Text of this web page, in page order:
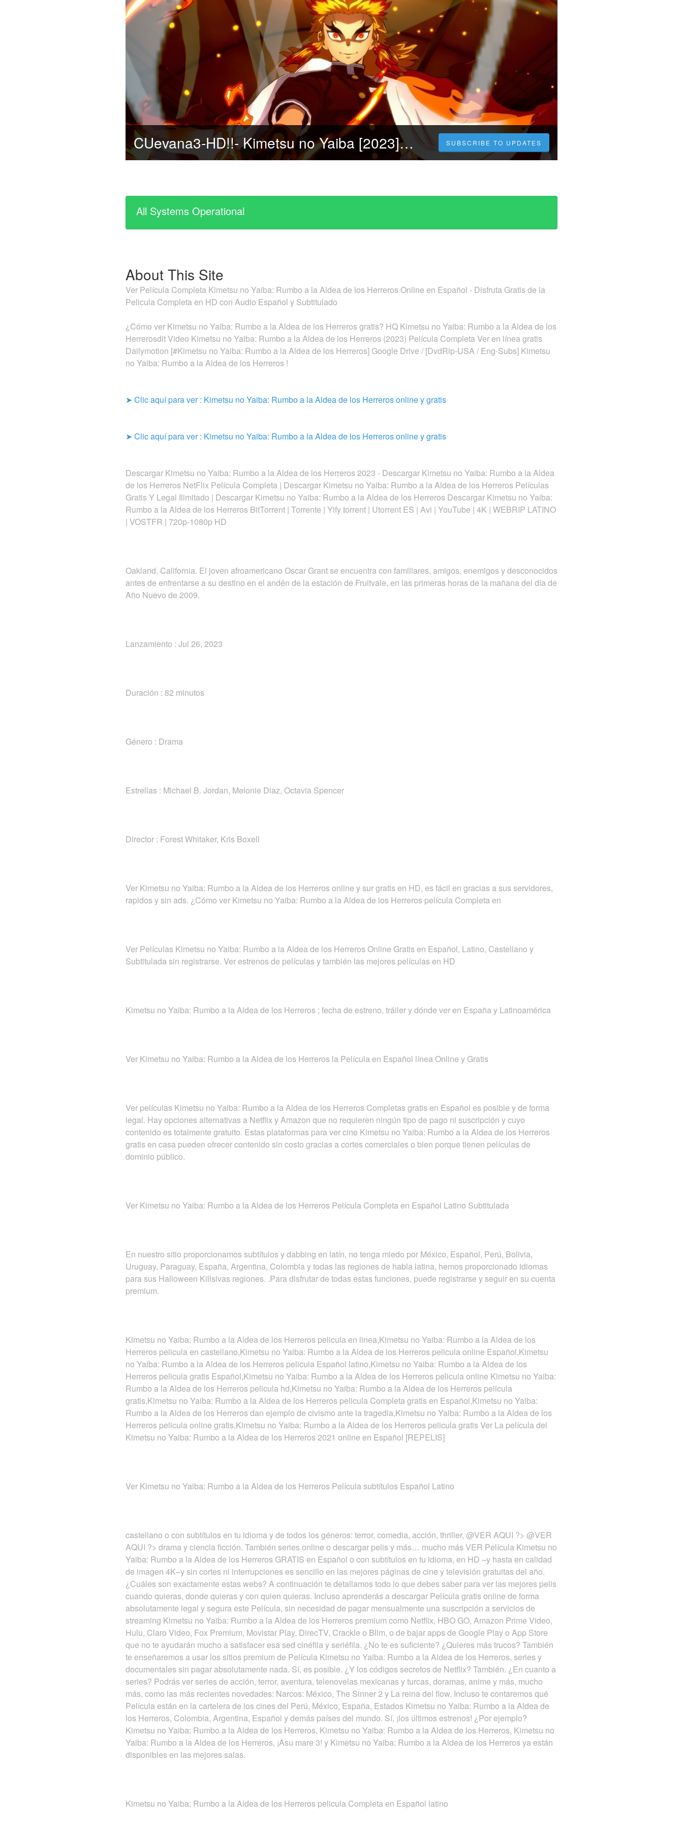
CUevana3-HD!!- Kimetsu no Yaiba [2023] Pelicula 4k Completa en Espanol y Latino SUBSCRIBE TO UPDATES
All Systems Operational
About This Site
Ver Película Completa Kimetsu no Yaiba: Rumbo a la Aldea de los Herreros Online en Español - Disfruta Gratis de la
Pelicula Completa en HD con Audio Español y Subtitulado
¿Cómo ver Kimetsu no Yaiba: Rumbo a la Aldea de los Herreros gratis? HQ Kimetsu no Yaiba: Rumbo a la Aldea de los
Herrerosdit Video Kimetsu no Yaiba: Rumbo a la Aldea de los Herreros (2023) Película Completa Ver en línea gratis
Dailymotion [#Kimetsu no Yaiba: Rumbo a la Aldea de los Herreros] Google Drive / [DvdRip-USA / Eng-Subs] Kimetsu
no Yaiba: Rumbo a la Aldea de los Herreros !
➤ Clic aquí para ver : Kimetsu no Yaiba: Rumbo a la Aldea de los Herreros online y gratis
➤ Clic aquí para ver : Kimetsu no Yaiba: Rumbo a la Aldea de los Herreros online y gratis
Descargar Kimetsu no Yaiba: Rumbo a la Aldea de los Herreros 2023 - Descargar Kimetsu no Yaiba: Rumbo a la Aldea
de los Herreros NetFlix Película Completa | Descargar Kimetsu no Yaiba: Rumbo a la Aldea de los Herreros Películas
Gratis Y Legal Ilimitado | Descargar Kimetsu no Yaiba: Rumbo a la Aldea de los Herreros Descargar Kimetsu no Yaiba:
Rumbo a la Aldea de los Herreros BitTorrent | Torrente | Yify torrent | Utorrent ES | Avi | YouTube | 4K | WEBRIP LATINO
| VOSTFR | 720p-1080p HD
Oakland, California. El joven afroamericano Oscar Grant se encuentra con familiares, amigos, enemigos y desconocidos
antes de enfrentarse a su destino en el andén de la estación de Fruitvale, en las primeras horas de la mañana del día de
Año Nuevo de 2009.
Lanzamiento : Jul 26, 2023
Duración : 82 minutos
Género : Drama
Estrellas : Michael B. Jordan, Melonie Diaz, Octavia Spencer
Director : Forest Whitaker, Kris Boxell
Ver Kimetsu no Yaiba: Rumbo a la Aldea de los Herreros online y sur gratis en HD, es fácil en gracias a sus servidores,
rapidos y sin ads. ¿Cómo ver Kimetsu no Yaiba: Rumbo a la Aldea de los Herreros película Completa en
Ver Películas Kimetsu no Yaiba: Rumbo a la Aldea de los Herreros Online Gratis en Español, Latino, Castellano y
Subtitulada sin registrarse. Ver estrenos de películas y también las mejores películas en HD
Kimetsu no Yaiba: Rumbo a la Aldea de los Herreros ; fecha de estreno, tráiler y dónde ver en España y Latinoamérica
Ver Kimetsu no Yaiba: Rumbo a la Aldea de los Herreros la Película en Español línea Online y Gratis
Ver películas Kimetsu no Yaiba: Rumbo a la Aldea de los Herreros Completas gratis en Español es posible y de forma
legal. Hay opciones alternativas a Netflix y Amazon que no requieren ningún tipo de pago ni suscripción y cuyo
contenido es totalmente gratuito. Estas plataformas para ver cine Kimetsu no Yaiba: Rumbo a la Aldea de los Herreros
gratis en casa pueden ofrecer contenido sin costo gracias a cortes comerciales o bien porque tienen películas de
dominio público.
Ver Kimetsu no Yaiba: Rumbo a la Aldea de los Herreros Película Completa en Español Latino Subtitulada
En nuestro sitio proporcionamos subtítulos y dabbing en latín, no tenga miedo por México, Español, Perú, Bolivia,
Uruguay, Paraguay, España, Argentina, Colombia y todas las regiones de habla latina, hemos proporcionado idiomas
para sus Halloween Killsivas regiones. .Para disfrutar de todas estas funciones, puede registrarse y seguir en su cuenta
premium.
Kimetsu no Yaiba: Rumbo a la Aldea de los Herreros pelicula en linea,Kimetsu no Yaiba: Rumbo a la Aldea de los
Herreros pelicula en castellano,Kimetsu no Yaiba: Rumbo a la Aldea de los Herreros pelicula online Español,Kimetsu
no Yaiba: Rumbo a la Aldea de los Herreros pelicula Español latino,Kimetsu no Yaiba: Rumbo a la Aldea de los
Herreros pelicula gratis Español,Kimetsu no Yaiba: Rumbo a la Aldea de los Herreros pelicula online Kimetsu no Yaiba:
Rumbo a la Aldea de los Herreros pelicula hd,Kimetsu no Yaiba: Rumbo a la Aldea de los Herreros pelicula
gratis,Kimetsu no Yaiba: Rumbo a la Aldea de los Herreros pelicula Completa gratis en Español,Kimetsu no Yaiba:
Rumbo a la Aldea de los Herreros dan ejemplo de civismo ante la tragedia,Kimetsu no Yaiba: Rumbo a la Aldea de los
Herreros pelicula online gratis,Kimetsu no Yaiba: Rumbo a la Aldea de los Herreros pelicula gratis Ver La película del
Kimetsu no Yaiba: Rumbo a la Aldea de los Herreros 2021 online en Español [REPELIS]
Ver Kimetsu no Yaiba: Rumbo a la Aldea de los Herreros Película subtítulos Español Latino
castellano o con subtítulos en tu idioma y de todos los géneros: terror, comedia, acción, thriller, @VER AQUI ?> @VER
AQUI ?> drama y ciencia ficción. También series online o descargar pelis y más… mucho más VER Película Kimetsu no
Yaiba: Rumbo a la Aldea de los Herreros GRATIS en Español o con subtítulos en tu idioma, en HD –y hasta en calidad
de imagen 4K–y sin cortes ni interrupciones es sencillo en las mejores páginas de cine y televisión gratuitas del año.
¿Cuáles son exactamente estas webs? A continuación te detallamos todo lo que debes saber para ver las mejores pelis
cuando quieras, donde quieras y con quien quieras. Incluso aprenderás a descargar Película gratis online de forma
absolutamente legal y segura este Película, sin necesidad de pagar mensualmente una suscripción a servicios de
streaming Kimetsu no Yaiba: Rumbo a la Aldea de los Herreros premium como Netflix, HBO GO, Amazon Prime Video,
Hulu, Claro Video, Fox Premium, Movistar Play, DirecTV, Crackle o Blim, o de bajar apps de Google Play o App Store
que no te ayudarán mucho a satisfacer esa sed cinéfila y seriéfila. ¿No te es suficiente? ¿Quieres más trucos? También
te enseñaremos a usar los sitios premium de Película Kimetsu no Yaiba: Rumbo a la Aldea de los Herreros, series y
documentales sin pagar absolutamente nada. Sí, es posible. ¿Y los códigos secretos de Netflix? También. ¿En cuanto a
series? Podrás ver series de acción, terror, aventura, telenovelas mexicanas y turcas, doramas, anime y más, mucho
más, como las más recientes novedades: Narcos: México, The Sinner 2 y La reina del flow. Incluso te contaremos qué
Película están en la cartelera de los cines del Perú, México, España, Estados Kimetsu no Yaiba: Rumbo a la Aldea de
los Herreros, Colombia, Argentina, Español y demás países del mundo. Sí, ¡los últimos estrenos! ¿Por ejemplo?
Kimetsu no Yaiba: Rumbo a la Aldea de los Herreros, Kimetsu no Yaiba: Rumbo a la Aldea de los Herreros, Kimetsu no
Yaiba: Rumbo a la Aldea de los Herreros, ¡Asu mare 3! y Kimetsu no Yaiba: Rumbo a la Aldea de los Herreros ya están
disponibles en las mejores salas.
Kimetsu no Yaiba: Rumbo a la Aldea de los Herreros pelicula Completa en Español latino